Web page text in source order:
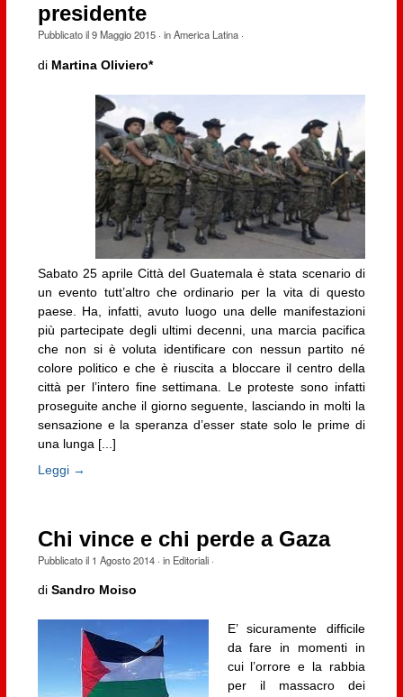
presidente
Pubblicato il9 Maggio 2015· inAmerica Latina·
di Martina Oliviero*
Sabato 25 aprile Città del Guatemala è stata scenario di
un evento tutt’altro che ordinario per la vita di questo
paese. Ha, infatti, avuto luogo una delle manifestazioni
più partecipate degli ultimi decenni, una marcia pacifica
che non si è voluta identificare con nessun partito né
colore politico e che è riuscita a bloccare il centro della
città per l’intero fine settimana. Le proteste sono infatti
proseguite anche il giorno seguente, lasciando in molti la
sensazione e la speranza d’esser state solo le prime di
una lunga [...]
Leggi →
Chi vince e chi perde a Gaza
Pubblicato il 1 Agosto 2014· in Editoriali·
di Sandro Moiso
E’ sicuramente difficile
da fare in momenti in
cui l’orrore e la rabbia
per il massacro dei